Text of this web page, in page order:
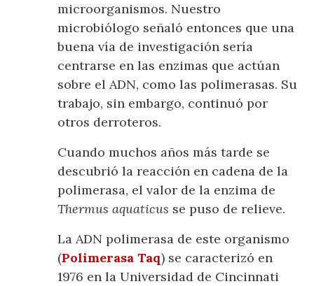
microorganismos. Nuestro
microbiólogo señaló entonces que una
buena vía de investigación sería
centrarse en las enzimas que actúan
sobre el ADN, como las polimerasas. Su
trabajo, sin embargo, continuó por
otros derroteros.
Cuando muchos años más tarde se
descubrió la reacción en cadena de la
polimerasa, el valor de la enzima de
Thermus aquaticus se puso de relieve.
La ADN polimerasa de este organismo
(Polimerasa Taq) se caracterizó en
1976 en la Universidad de Cincinnati